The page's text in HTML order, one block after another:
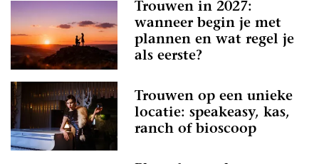
Trouwen in 2027:
wanneer begin je met
plannen en wat regel je
als eerste?
Trouwen op een unieke
locatie: speakeasy, kas,
ranch of bioscoop